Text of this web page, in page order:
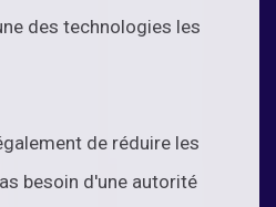
des technologies les
de réduire les
besoin d'une autorité